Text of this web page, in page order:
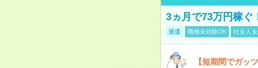
3ヵ月で73万円稼ぐ
派遣 職種未経験OK 社会人
【短期間でガッ